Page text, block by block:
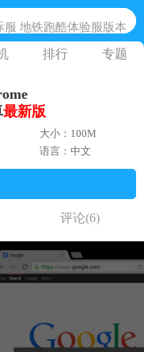
服 地铁跑酷体验服版本
亮星空共庆周年
对体验服
奥特曼游戏
排行 专题
最新版
大小：100M
语言：中文
评论(6)